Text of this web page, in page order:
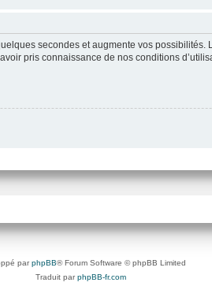
secondes et augmente vos
pris connaissance de nos conditions
parphpBB® Forum Software © phpBB Limited
Traduit parphpBB-fr.com